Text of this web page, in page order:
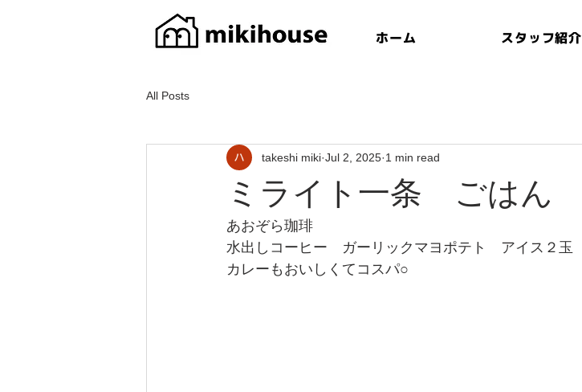
ホーム スタッフ紹介
All Posts
ミライト一条 ごはん
takeshi miki Jul 2, 2025 1 min read
あおぞら珈琲
水出しコーヒー　ガーリックマヨポテト　アイス２玉
カレーもおいしくてコスパ○